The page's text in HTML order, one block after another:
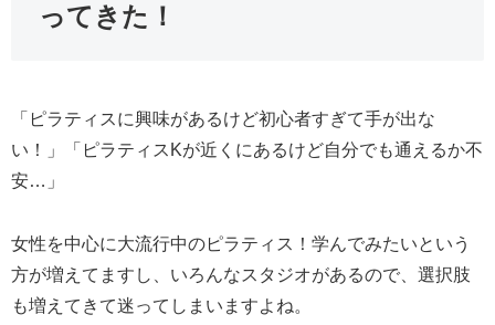
ってきた！
「ピラティスに興味があるけど初心者すぎて手が出な
い！」「ピラティスKが近くにあるけど自分でも通えるか不
安…」
女性を中心に大流行中のピラティス！学んでみたいという
方が増えてますし、いろんなスタジオがあるので、選択肢
も増えてきて迷ってしまいますよね。